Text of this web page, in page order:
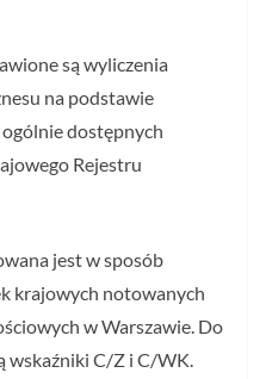
są wyliczenia
na podstawie
dostępnych
Rejestru
jest w sposób
krajowych notowanych
w Warszawie. Do
wskaźniki C/Z i C/WK.